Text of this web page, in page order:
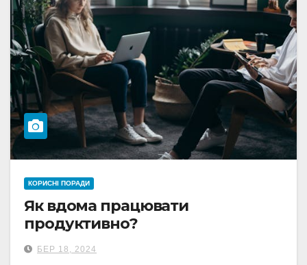
КОРИСНІ ПОРАДИ
Як вдома працювати
продуктивно?
БЕР 18, 2024